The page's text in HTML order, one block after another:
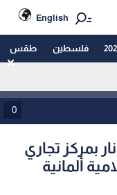
English
فلسطين طقس
0
نار بمركز تجاري